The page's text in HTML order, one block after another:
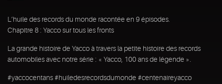
L’huile des records du monde racontée en 9 épisodes.
Chapitre 8 : Yacco sur tous les fronts
La grande histoire de Yacco à travers la petite histoire des records
automobiles avec notre série : « Yacco, 100 ans de légende ».
#yaccocentans #huiledesrecordsdumonde #centenaireyacco